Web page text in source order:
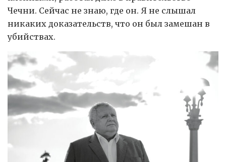
Чечни. Сейчас не знаю, где он. Я не слышал
никаких доказательств, что он был замешан в
убийствах.